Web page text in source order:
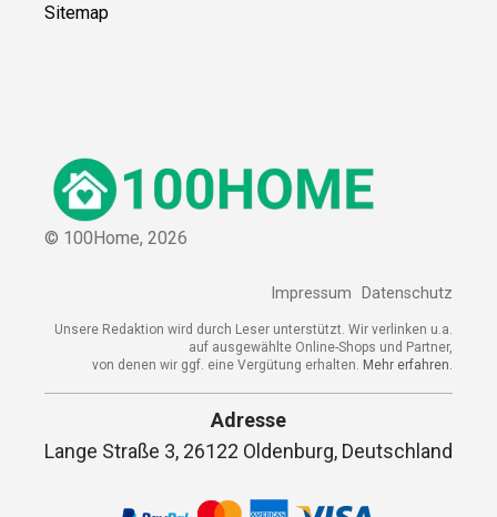
Sitemap
© 100Home, 2026
Impressum Datenschutz
Unsere Redaktion wird durch Leser unterstützt. Wir verlinken u.a.
auf ausgewählte Online-Shops und Partner,
von denen wir ggf. eine Vergütung erhalten. Mehr erfahren.
Adresse
Lange Straße 3, 26122 Oldenburg, Deutschland